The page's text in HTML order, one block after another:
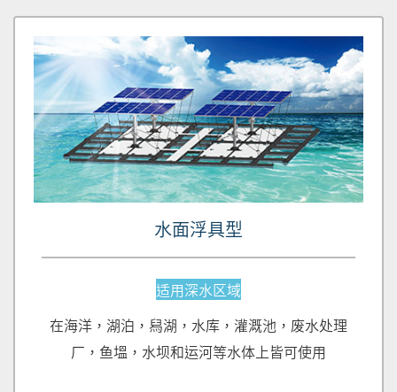
水面浮具型
适用深水区域
在海洋，湖泊，舄湖，水库，灌溉池，废水处理
厂，鱼塭，水坝和运河等水体上皆可使用